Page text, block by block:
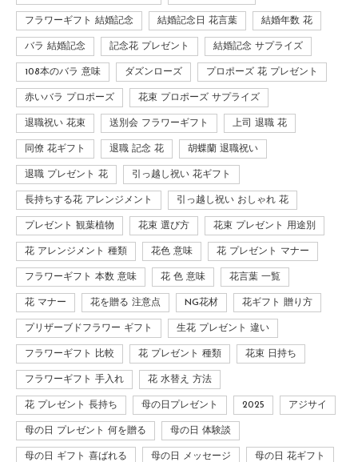
フラワーギフト 結婚記念 結婚記念日 花言葉 結婚年数 花
バラ 結婚記念 記念花 プレゼント 結婚記念 サプライズ
108本のバラ 意味 ダズンローズ プロポーズ 花 プレゼント
赤いバラ プロポーズ 花束 プロポーズ サプライズ
退職祝い 花束 送別会 フラワーギフト 上司 退職 花
同僚 花ギフト 退職 記念 花 胡蝶蘭 退職祝い
退職 プレゼント 花 引っ越し祝い 花ギフト
長持ちする花 アレンジメント 引っ越し祝い おしゃれ 花
プレゼント 観葉植物 花束 選び方 花束 プレゼント 用途別
花 アレンジメント 種類 花色 意味 花 プレゼント マナー
フラワーギフト 本数 意味 花 色 意味 花言葉 一覧
花 マナー 花を贈る 注意点 NG花材 花ギフト 贈り方
プリザーブドフラワー ギフト 生花 プレゼント 違い
フラワーギフト 比較 花 プレゼント 種類 花束 日持ち
フラワーギフト 手入れ 花 水替え 方法
花 プレゼント 長持ち 母の日プレゼント 2025 アジサイ
母の日 プレゼント 何を贈る 母の日 体験談
母の日 ギフト 喜ばれる 母の日 メッセージ 母の日 花ギフト